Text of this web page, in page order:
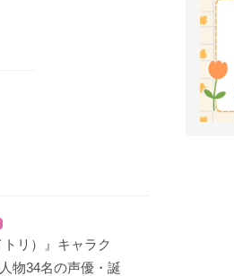
トリ）』キャラク
物34名の声優・誕